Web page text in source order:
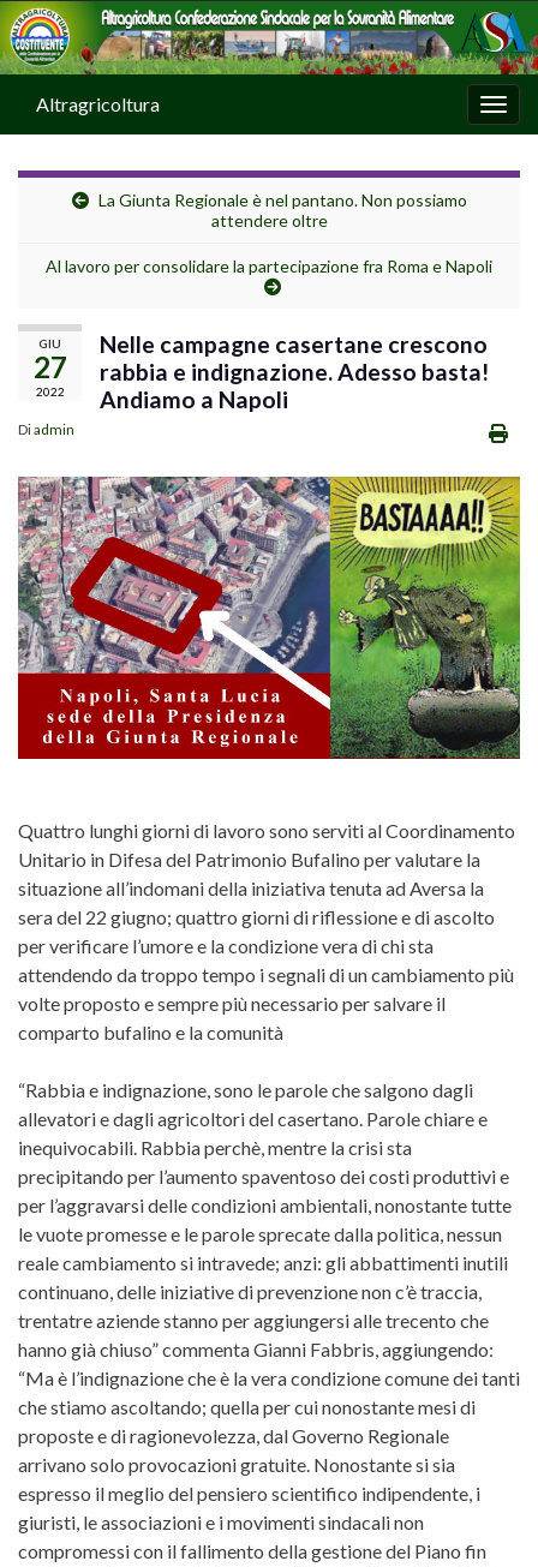
Altragricoltura
La Giunta Regionale è nel pantano. Non possiamo
attendere oltre
Al lavoro per consolidare la partecipazione fra Roma e Napoli
GIU
27
2022
Nelle campagne casertane crescono
rabbia e indignazione. Adesso basta!
Andiamo a Napoli
Diadmin
Quattro lunghi giorni di lavoro sono serviti al Coordinamento
Unitario in Difesa del Patrimonio Bufalino per valutare la
situazione all’indomani della iniziativa tenuta ad Aversa la
sera del 22 giugno; quattro giorni di riflessione e di ascolto
per verificare l’umore e la condizione vera di chi sta
attendendo da troppo tempo i segnali di un cambiamento più
volte proposto e sempre più necessario per salvare il
comparto bufalino e la comunità
“Rabbia e indignazione, sono le parole che salgono dagli
allevatori e dagli agricoltori del casertano. Parole chiare e
inequivocabili. Rabbia perchè, mentre la crisi sta
precipitando per l’aumento spaventoso dei costi produttivi e
per l’aggravarsi delle condizioni ambientali, nonostante tutte
le vuote promesse e le parole sprecate dalla politica, nessun
reale cambiamento si intravede; anzi: gli abbattimenti inutili
continuano, delle iniziative di prevenzione non c’è traccia,
trentatre aziende stanno per aggiungersi alle trecento che
hanno già chiuso” commenta Gianni Fabbris, aggiungendo:
“Ma è l’indignazione che è la vera condizione comune dei tanti
che stiamo ascoltando; quella per cui nonostante mesi di
proposte e di ragionevolezza, dal Governo Regionale
arrivano solo provocazioni gratuite. Nonostante si sia
espresso il meglio del pensiero scientifico indipendente, i
giuristi, le associazioni e i movimenti sindacali non
compromessi con il fallimento della gestione del Piano fin